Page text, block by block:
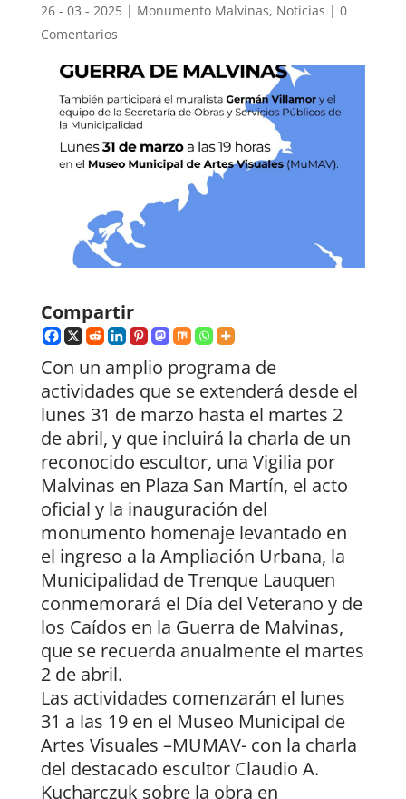
26 - 03 - 2025| Monumento Malvinas, Noticias | 0
Comentarios
Compartir
Con un amplio programa de
actividades que se extenderá desde el
lunes 31 de marzo hasta el martes 2
de abril, y que incluirá la charla de un
reconocido escultor, una Vigilia por
Malvinas en Plaza San Martín, el acto
oficial y la inauguración del
monumento homenaje levantado en
el ingreso a la Ampliación Urbana, la
Municipalidad de Trenque Lauquen
conmemorará el Día del Veterano y de
los Caídos en la Guerra de Malvinas,
que se recuerda anualmente el martes
2 de abril.
Las actividades comenzarán el lunes
31 a las 19 en el Museo Municipal de
Artes Visuales –MUMAV- con la charla
del destacado escultor Claudio A.
Kucharczuk sobre la obra en